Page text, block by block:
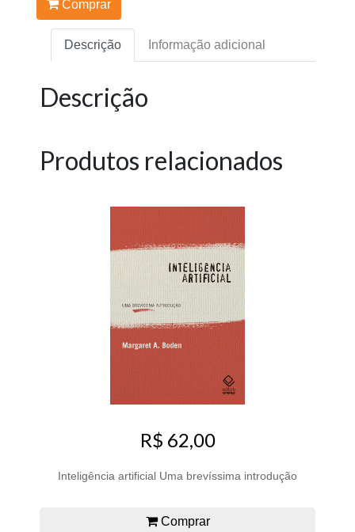
Comprar
Descrição Informação adicional
Descrição
Produtos relacionados
R$ 62,00
Inteligência artificial Uma brevíssima introdução
Comprar